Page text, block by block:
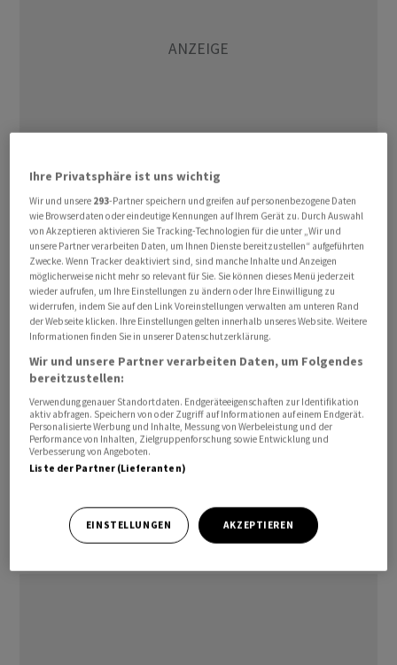
Varta hatte am Dienstagabend mitgeteilt, dass Teile der
IT-Systeme Ziel einer Cyberattacke gewesen seien.
Daraufhin habe das Unternehmen die IT-Systeme und
damit auch die Produktion aus Sicherheitsgründen
selbst heruntergefahren. Der Schadensumfang könne
bisher nicht benannt werden, hiess es. Wann die
Produktion wieder anläuft, konnte der Sprecher
zunächst nicht sagen.
Das Unternehmen steckte zuletzt in den roten Zahlen.
Varta sah sich im Frühjahr des vergangenen Jahres zu
einem Umbau gezwungen und kündigte infolge eines
Sparprogramms die Streichung von weltweit rund 800
Ihre Privatsphäre ist uns wichtig
Wir und unsere 293-Partner speichern und greifen auf personenbezogene Daten
wie Browserdaten oder eindeutige Kennungen auf Ihrem Gerät zu. Durch Auswahl
von Akzeptieren aktivieren Sie Tracking-Technologien für die unter „Wir und
unsere Partner verarbeiten Daten, um Ihnen Dienste bereitzustellen“ aufgeführten
Zwecke. Wenn Tracker deaktiviert sind, sind manche Inhalte und Anzeigen
möglicherweise nicht mehr so relevant für Sie. Sie können dieses Menü jederzeit
wieder aufrufen, um Ihre Einstellungen zu ändern oder Ihre Einwilligung zu
widerrufen, indem Sie auf den Link Voreinstellungen verwalten am unteren Rand
der Webseite klicken. Ihre Einstellungen gelten innerhalb unseres Website. Weitere
Informationen finden Sie in unserer Datenschutzerklärung.
Wir und unsere Partner verarbeiten Daten, um Folgendes
bereitzustellen:
Verwendung genauer Standortdaten. Endgeräteeigenschaften zur Identifikation
aktiv abfragen. Speichern von oder Zugriff auf Informationen auf einem Endgerät.
Personalisierte Werbung und Inhalte, Messung von Werbeleistung und der
Performance von Inhalten, Zielgruppenforschung sowie Entwicklung und
Verbesserung von Angeboten.
Liste der Partner (Lieferanten)
EINSTELLUNGEN AKZEPTIEREN